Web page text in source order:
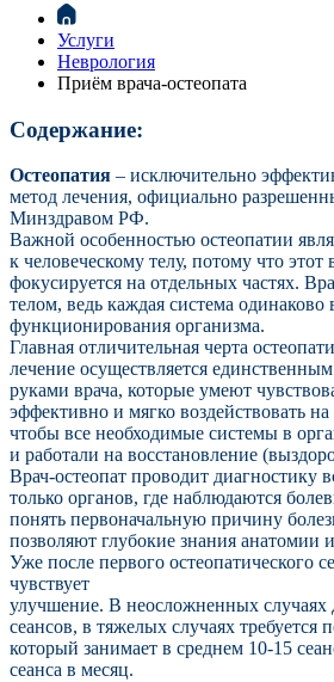
Услуги
Неврология
Приём врача-остеопата
Содержание:
Остеопатия – исключительно
метод лечения, официально
Минздравом РФ.
Важной особенностью остеопатии
к человеческому телу, потому что этот
фокусируется на отдельных частях.
телом, ведь каждая система
функционирования организма.
Главная отличительная черта
лечение осуществляется
руками врача, которые умеют
эффективно и мягко воздействовать
чтобы все необходимые системы в
и работали на восстановление
Врач-остеопат проводит диагностику
только органов, где наблюдаются
понять первоначальную причину
позволяют глубокие знания анатомии
Уже после первого остеопатического
чувствует
улучшение. В неосложненных случаях
сеансов, в тяжелых случаях требуется
который занимает в среднем 10-15
сеанса в месяц.